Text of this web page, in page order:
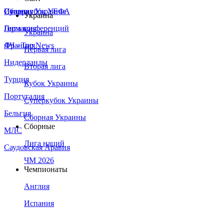
Сборная Украины
Италия
Германия
Франция
Нидерланды
Турция
Португалия
Бельгия
МЛС
Саудовская Аравия
Суперкубок УЕФА
Лига конференций
ЛЧ - Top News
Украина
Украина
Первая лига
Вторая лига
Кубок Украины
Суперкубок Украины
Сборная Украины
Сборные
Лига наций
ЧМ 2026
Чемпионаты
Англия
Испания